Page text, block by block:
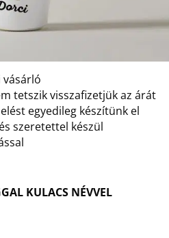
vásárló
tetszik visszafizetjük az árát
egyedileg készítünk el
szeretettel készül
KULACS NÉVVEL